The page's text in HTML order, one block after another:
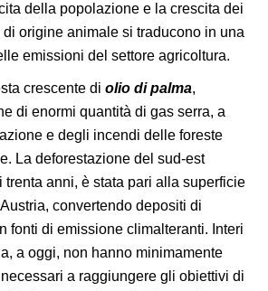
della popolazione e la crescita dei
origine animale si traducono in una
emissioni del settore agricoltura.
crescente di olio di palma,
di enormi quantità di gas serra, a
e degli incendi delle foreste
La deforestazione del sud-est
anni, è stata pari alla superficie
convertendo depositi di
fonti di emissione climalteranti. Interi
a oggi, non hanno minimamente
a raggiungere gli obiettivi di